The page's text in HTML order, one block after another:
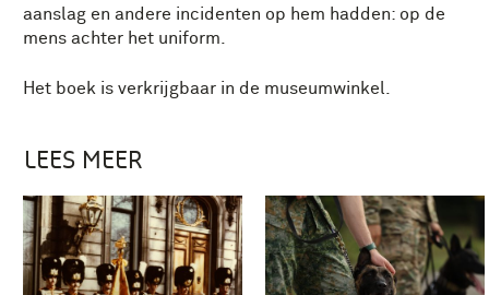
aanslag en andere incidenten op hem hadden: op de
mens achter het uniform.
Het boek is verkrijgbaar in de museumwinkel.
LEES MEER